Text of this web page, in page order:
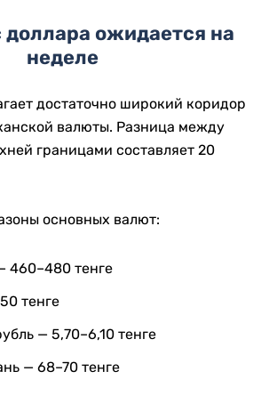
доллара ожидается на
неделе
достаточно широкий коридор
валюты. Разница между
границами составляет 20
основных валют:
460–480 тенге
тенге
— 5,70–6,10 тенге
— 68–70 тенге